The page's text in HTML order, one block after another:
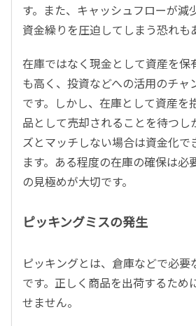
す。また、キャッシュフローが減
資金繰りを圧迫してしまう恐れも
在庫ではなく現金として資産を保
も高く、投資などへの活用のチャ
です。しかし、在庫として資産を
品として売却されることを待つし
ズとマッチしない場合は資金化で
ます。ある程度の在庫の確保は必
の見極めが大切です。
ピッキングミスの発生
ピッキングとは、倉庫などで必要
です。正しく商品を出荷するため
せません。